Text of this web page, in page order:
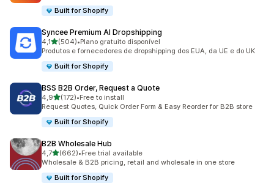
Built for Shopify
Syncee Premium AI Dropshipping
4,1de 5 estrelas
(504)
504 total de avaliações
•Plano gratuito disponível
Produtos e fornecedores de dropshipping dos EUA, da UE e do UK
Built for Shopify
BSS B2B Order, Request a Quote
4,9de 5 estrelas
(172)
172 total de avaliações
•Free to install
Request Quotes, Quick Order Form & Easy Reorder for B2B store
Built for Shopify
B2B Wholesale Hub
4,7de 5 estrelas
(662)
662 total de avaliações
•Free trial available
Wholesale & B2B pricing, retail and wholesale in one store
Built for Shopify